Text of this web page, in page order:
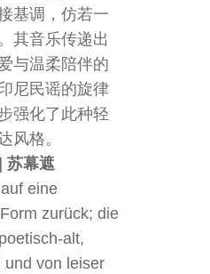
基调，仿若一
其音乐传递出
与温柔陪伴的
尼民谣的旋律
强化了此种轻
风格。
苏幕遮
eine
zurück; die
alt,
und von leiser